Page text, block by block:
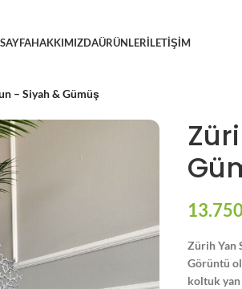
HAKKIMIZDAÜRÜNLERİLETIŞIM
– Siyah & Gümüş
Zürih Yan
Görüntü
koltuk yan